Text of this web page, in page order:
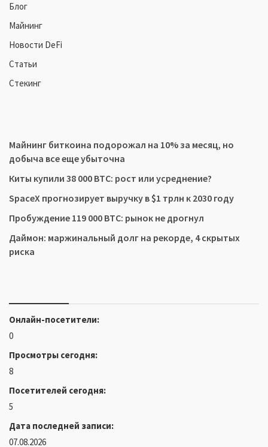
Блог
Майнинг
Новости DeFi
Статьи
Стекинг
Майнинг биткоина подорожал на 10% за месяц, но
добыча все еще убыточна
Киты купили 38 000 BTC: рост или усреднение?
SpaceX прогнозирует выручку в $1 трлн к 2030 году
Пробуждение 119 000 BTC: рынок не дрогнул
Даймон: маржинальный долг на рекорде, 4 скрытых
риска
Онлайн-посетители:
0
Просмотры сегодня:
8
Посетителей сегодня:
5
Дата последней записи:
07.08.2026